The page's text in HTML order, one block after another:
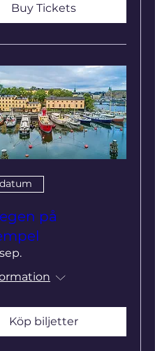
Buy Tickets
på
Köp biljetter